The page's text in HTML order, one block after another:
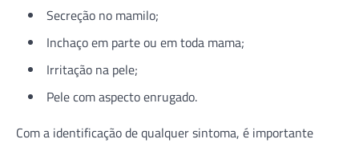
Secreção no mamilo;
Inchaço em parte ou em toda mama;
Irritação na pele;
Pele com aspecto enrugado.
Com a identificação de qualquer sintoma, é importante